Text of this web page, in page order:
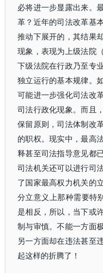
必将进一步显露出来。
革？近年的司法改革基
推动下展开的，其结果
现象，表现为上级法院
下级法院在行政乃至专
独立运行的基本规律。
可能进一步强化司法改
司法行政化现象。而且
保留原则，司法体制改
的职权。现实中，最高
释甚至司法指导意见都
司法机关还可以进行司
了国家最高权力机关的
分立意义上那种需要特
是相反，所以，当下或
制与审慎。不能一方面
另一方面却在违法甚至
起这样的折腾了！